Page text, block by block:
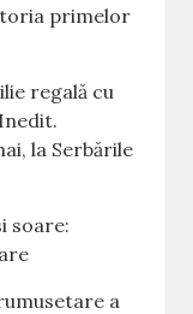
primelor
regală cu
Inedit.
la Serbările
soare:
a